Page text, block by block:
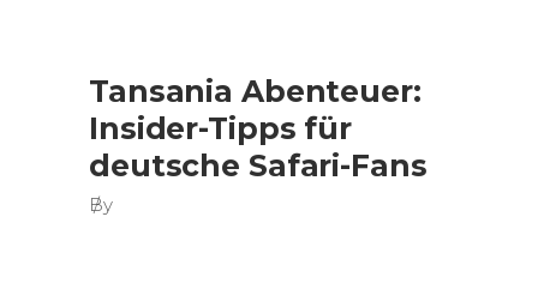
Tansania Abenteuer:
Insider-Tipps für
deutsche Safari-Fans
By